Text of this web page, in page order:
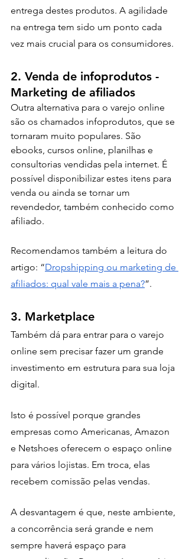
entrega destes produtos. A agilidade
na entrega tem sido um ponto cada
vez mais crucial para os consumidores.
2. Venda de infoprodutos -
Marketing de afiliados
Outra alternativa para o varejo online
são os chamados infoprodutos, que se
tornaram muito populares. São
ebooks, cursos online, planilhas e
consultorias vendidas pela internet. É
possível disponibilizar estes itens para
venda ou ainda se tornar um
revendedor, também conhecido como
afiliado.
Recomendamos também a leitura do
artigo: “Dropshipping ou marketing de
afiliados: qual vale mais a pena?”.
3. Marketplace
Também dá para entrar para o varejo
online sem precisar fazer um grande
investimento em estrutura para sua loja
digital.
Isto é possível porque grandes
empresas como Americanas, Amazon
e Netshoes oferecem o espaço online
para vários lojistas. Em troca, elas
recebem comissão pelas vendas.
A desvantagem é que, neste ambiente,
a concorrência será grande e nem
sempre haverá espaço para